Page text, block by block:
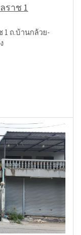
ราช 1
1 ถ.บ้านกล้วย-